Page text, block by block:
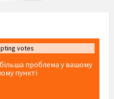
votes
проблема у вашому
пункті